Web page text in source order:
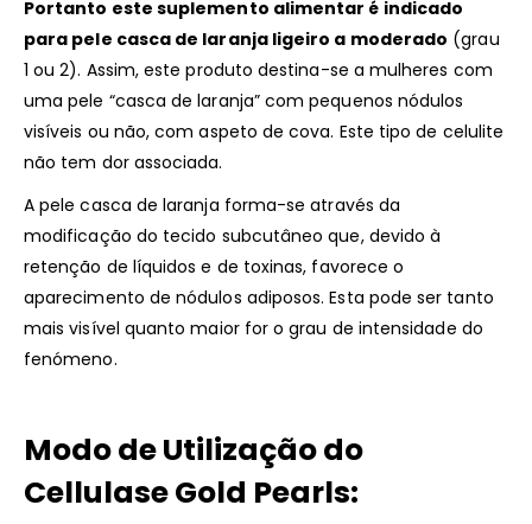
Portanto este suplemento alimentar é indicado
para pele casca de laranja ligeiro a moderado (grau
1 ou 2). Assim, este produto destina-se a mulheres com
uma pele “casca de laranja” com pequenos nódulos
visíveis ou não, com aspeto de cova. Este tipo de celulite
não tem dor associada.
A pele casca de laranja forma-se através da
modificação do tecido subcutâneo que, devido à
retenção de líquidos e de toxinas, favorece o
aparecimento de nódulos adiposos. Esta pode ser tanto
mais visível quanto maior for o grau de intensidade do
fenómeno.
Modo de Utilização do
Cellulase Gold Pearls: